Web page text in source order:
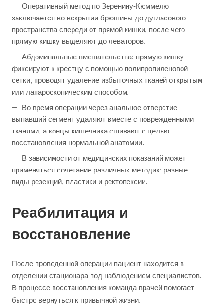
Оперативный метод по Зеренину-Кюммелю
заключается во вскрытии брюшины до дугласового
пространства спереди от прямой кишки, после чего
прямую кишку выделяют до леваторов.
Абдоминальные вмешательства: прямую кишку
фиксируют к крестцу с помощью полипропиленовой
сетки, проводят удаление избыточных тканей открытым
или лапароскопическим способом.
Во время операции через анальное отверстие
выпавший сегмент удаляют вместе с поврежденными
тканями, а концы кишечника сшивают с целью
восстановления нормальной анатомии.
В зависимости от медицинских показаний может
применяться сочетание различных методик: разные
виды резекций, пластики и ректопексии.
Реабилитация и
восстановление
После проведенной операции пациент находится в
отделении стационара под наблюдением специалистов.
В процессе восстановления команда врачей помогает
быстро вернуться к привычной жизни.